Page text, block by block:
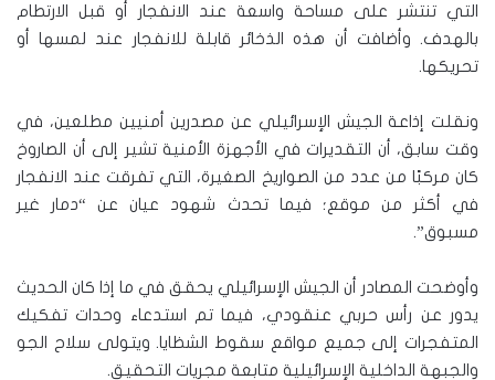
التي تنتشر على مساحة واسعة عند الانفجار أو قبل الارتطام
بالهدف. وأضافت أن هذه الذخائر قابلة للانفجار عند لمسها أو
تحريكها.
ونقلت إذاعة الجيش الإسرائيلي عن مصدرين أمنيين مطلعين، في
وقت سابق، أن التقديرات في الأجهزة الأمنية تشير إلى أن الصاروخ
كان مركبًا من عدد من الصواريخ الصغيرة، التي تفرقت عند الانفجار
في أكثر من موقع؛ فيما تحدث شهود عيان عن “دمار غير
مسبوق”.
وأوضحت المصادر أن الجيش الإسرائيلي يحقق في ما إذا كان الحديث
يدور عن رأس حربي عنقودي، فيما تم استدعاء وحدات تفكيك
المتفجرات إلى جميع مواقع سقوط الشظايا. ويتولى سلاح الجو
والجبهة الداخلية الإسرائيلية متابعة مجريات التحقيق.